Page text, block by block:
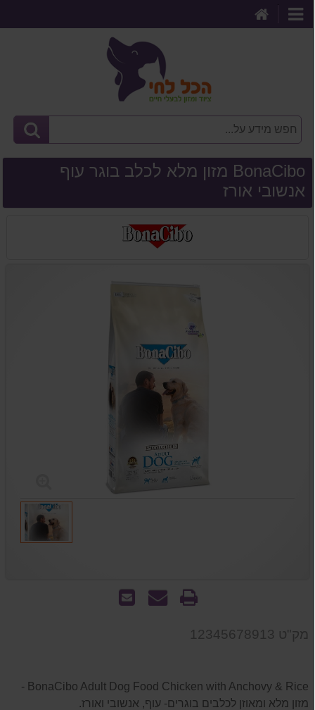
קטגוריות
BonaCibo מזון מלא לכלב בוגר עוף
אנשובי אורז
שלח
שאל
המוצר
מק"ט 12345678913
BonaCibo Adult Dog Food Chicken with Anchovy & Rice -
מזון מלא ומאוזן לכלבים בוגרים- עוף, אנשובי ואורז.